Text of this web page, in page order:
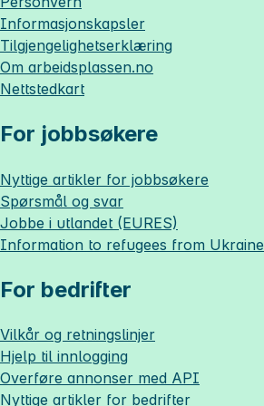
Informasjonskapsler
Tilgjengelighetserklæring
Om arbeidsplassen.no
Nettstedkart
For jobbsøkere
Nyttige artikler for jobbsøkere
Spørsmål og svar
Jobbe i utlandet (EURES)
Information to refugees from Ukraine
For bedrifter
Vilkår og retningslinjer
Hjelp til innlogging
Overføre annonser med API
Nyttige artikler for bedrifter